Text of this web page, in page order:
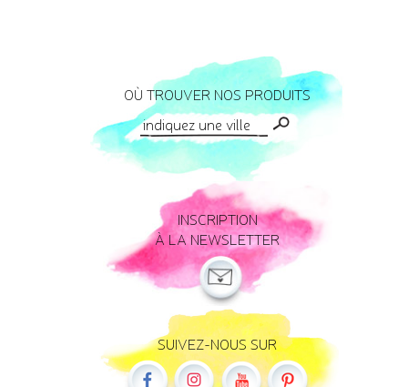
OÙ TROUVER NOS PRODUITS
INSCRIPTION
À LA NEWSLETTER
SUIVEZ-NOUS SUR